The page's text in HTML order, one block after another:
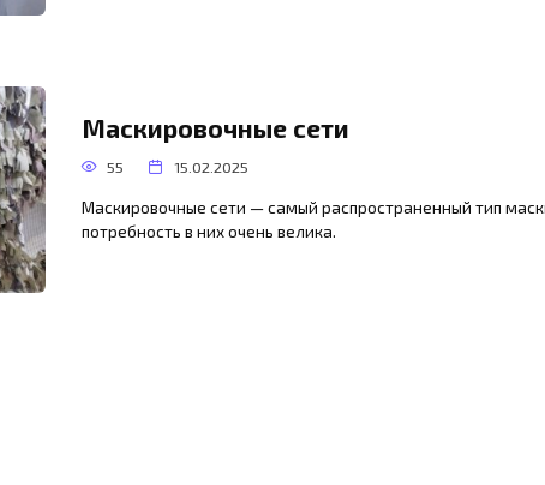
Маскировочные сети
55 15.02.2025
Маскировочные сети — самый распространенный тип
потребность в них очень велика.